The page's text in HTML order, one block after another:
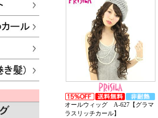
オールウィッグ A-627【グラマ
ラスリッチカール】